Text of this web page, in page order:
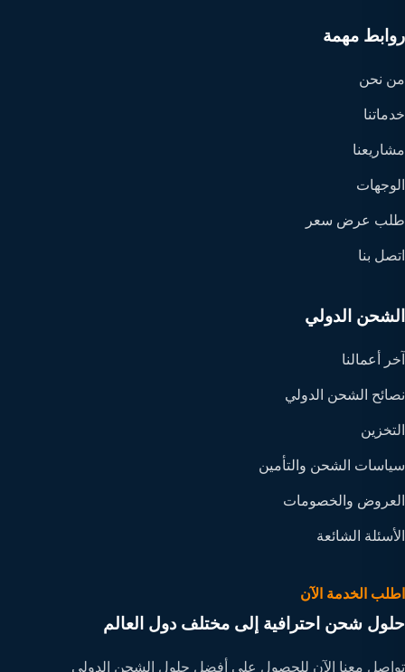
روابط مهمة
من نحن
خدماتنا
مشاريعنا
الوجهات
طلب عرض سعر
اتصل بنا
الشحن الدولي
آخر أعمالنا
نصائح الشحن الدولي
التخزين
سياسات الشحن والتأمين
العروض والخصومات
الأسئلة الشائعة
اطلب الخدمة الآن
حلول شحن احترافية إلى مختلف دول العالم
تواصل معنا الآن للحصول على أفضل حلول الشحن الدولي